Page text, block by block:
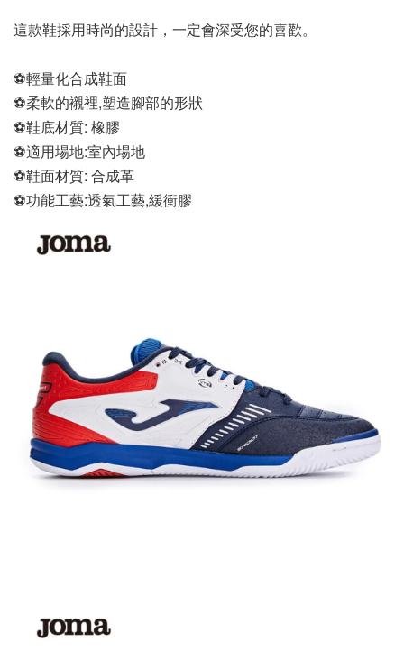
這款鞋採用時尚的設計，一定會深受您的喜歡。
⚽輕量化合成鞋面
⚽柔軟的襯裡,塑造腳部的形狀
⚽鞋底材質: 橡膠
⚽適用場地:室內場地
⚽鞋面材質: 合成革
⚽功能工藝:透氣工藝,緩衝膠